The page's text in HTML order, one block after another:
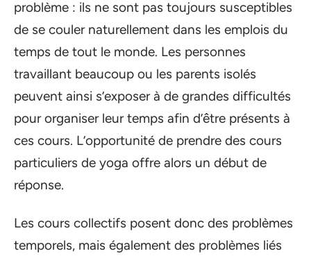
problème : ils ne sont pas toujours susceptibles
de se couler naturellement dans les emplois du
temps de tout le monde. Les personnes
travaillant beaucoup ou les parents isolés
peuvent ainsi s’exposer à de grandes difficultés
pour organiser leur temps afin d’être présents à
ces cours. L’opportunité de prendre des cours
particuliers de yoga offre alors un début de
réponse.
Les cours collectifs posent donc des problèmes
temporels, mais également des problèmes liés